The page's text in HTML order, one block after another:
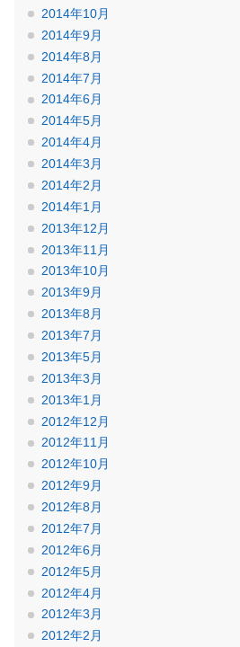
2014年10月
2014年9月
2014年8月
2014年7月
2014年6月
2014年5月
2014年4月
2014年3月
2014年2月
2014年1月
2013年12月
2013年11月
2013年10月
2013年9月
2013年8月
2013年7月
2013年5月
2013年3月
2013年1月
2012年12月
2012年11月
2012年10月
2012年9月
2012年8月
2012年7月
2012年6月
2012年5月
2012年4月
2012年3月
2012年2月